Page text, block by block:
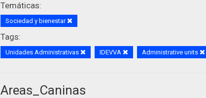
Temáticas:
Sociedad y bienestar
Tags:
Unidades Administrativas IDEVVA Administrative units
Areas_Caninas